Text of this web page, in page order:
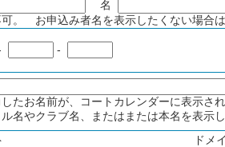
名
。 お申込み者名を表示したくない場合
-
したお名前が、コートカレンダーに表示
名やクラブ名、またはまたは本名を表示
ドメ